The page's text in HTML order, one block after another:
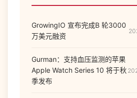
GrowingIO 宣布完成B 轮3000
万美元融资
Gurman：支持血压监测的苹果
Apple Watch Series 10 将于秋
季发布